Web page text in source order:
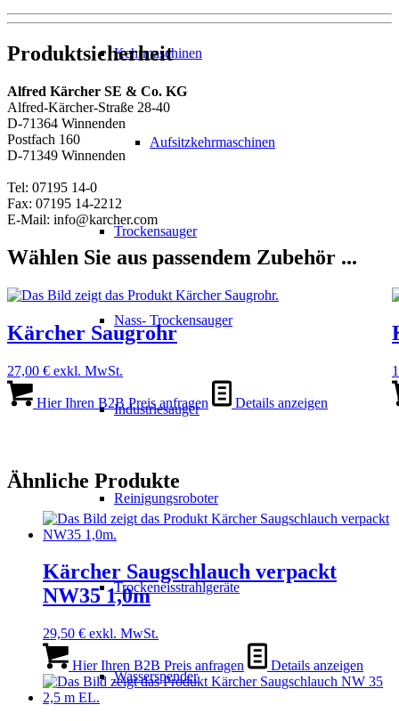
Kehrmaschinen
Aufsitzkehrmaschinen
Trockensauger
Nass- Trockensauger
Industriesauger
Reinigungsroboter
Trockeneisstrahlgeräte
Wasserspender
Produktsicherheit
Alfred Kärcher SE & Co. KG
Alfred-Kärcher-Straße 28-40
D-71364 Winnenden
Postfach 160
D-71349 Winnenden
Tel: 07195 14-0
Fax: 07195 14-2212
E-Mail: info@karcher.com
Wählen Sie aus passendem Zubehör ...
Kärcher Saugrohr
27,00 € exkl. MwSt.
Hier Ihren B2B Preis anfragen Details anzeigen
Ähnliche Produkte
Kärcher Saugschlauch verpackt
NW35 1,0m
29,50 € exkl. MwSt.
Hier Ihren B2B Preis anfragen Details anzeigen